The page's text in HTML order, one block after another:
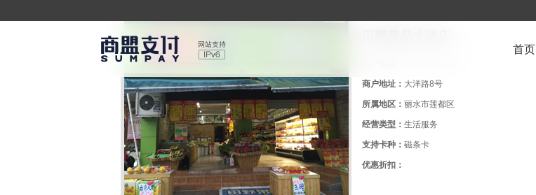
首页
商户地址： 大洋路8号
所属地区： 丽水市莲都区
经营类型： 生活服务
支持卡种： 磁条卡
优惠折扣：